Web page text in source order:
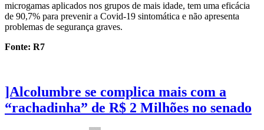
microgamas aplicados nos grupos de mais idade, tem uma eficácia
de 90,7% para prevenir a Covid-19 sintomática e não apresenta
problemas de segurança graves.
Fonte: R7
]Alcolumbre se complica mais com a
“rachadinha” de R$ 2 Milhões no senado